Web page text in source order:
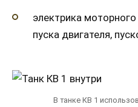
электрика
пуска двигателя,
В танке КВ 1